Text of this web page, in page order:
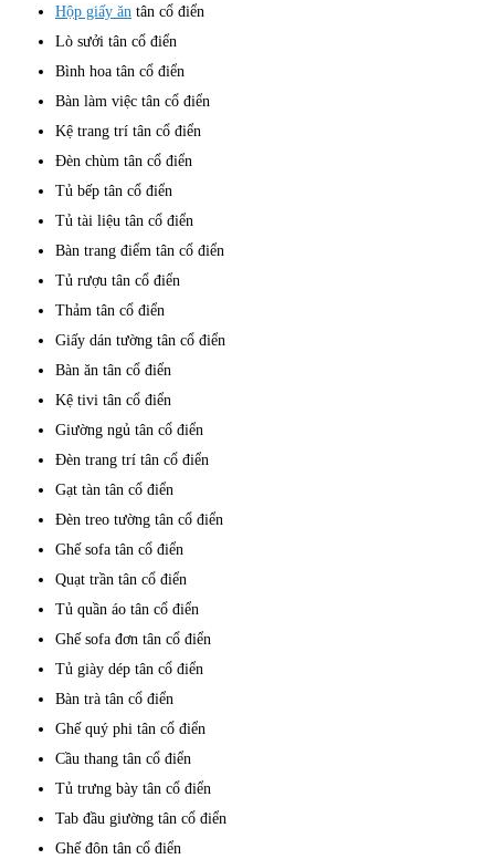
Hộp giấy ăn tân cổ điển
Lò sưởi tân cổ điển
Bình hoa tân cổ điển
Bàn làm việc tân cổ điển
Kệ trang trí tân cổ điển
Đèn chùm tân cổ điển
Tủ bếp tân cổ điển
Tủ tài liệu tân cổ điển
Bàn trang điểm tân cổ điển
Tủ rượu tân cổ điển
Thảm tân cổ điển
Giấy dán tường tân cổ điển
Bàn ăn tân cổ điển
Kệ tivi tân cổ điển
Giường ngủ tân cổ điển
Đèn trang trí tân cổ điển
Gạt tàn tân cổ điển
Đèn treo tường tân cổ điển
Ghế sofa tân cổ điển
Quạt trần tân cổ điển
Tủ quần áo tân cổ điển
Ghế sofa đơn tân cổ điển
Tủ giày dép tân cổ điển
Bàn trà tân cổ điển
Ghế quý phi tân cổ điển
Cầu thang tân cổ điển
Tủ trưng bày tân cổ điển
Tab đầu giường tân cổ điển
Ghế đôn tân cổ điển